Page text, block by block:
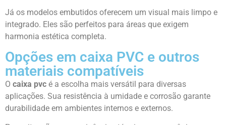
Já os modelos embutidos oferecem um visual mais limpo e
integrado. Eles são perfeitos para áreas que exigem
harmonia estética completa.
Opções em caixa PVC e outros
materiais compatíveis
O caixa pvc é a escolha mais versátil para diversas
aplicações. Sua resistência à umidade e corrosão garante
durabilidade em ambientes internos e externos.